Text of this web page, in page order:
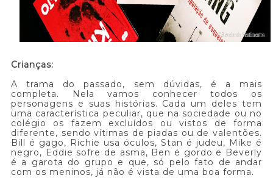
Crianças:
A trama do passado, sem dúvidas, é a mais
completa. Nela vamos conhecer todos os
personagens e suas histórias. Cada um deles tem
uma característica peculiar, que na sociedade ou no
colégio os fazem excluídos ou vistos de forma
diferente, sendo vítimas de piadas ou de valentões.
Bill é gago, Richie usa óculos, Stan é judeu, Mike é
negro, Eddie sofre de asma, Ben é gordo e Beverly
é a garota do grupo e que, só pelo fato de andar
com os meninos, já não é vista de uma boa forma.